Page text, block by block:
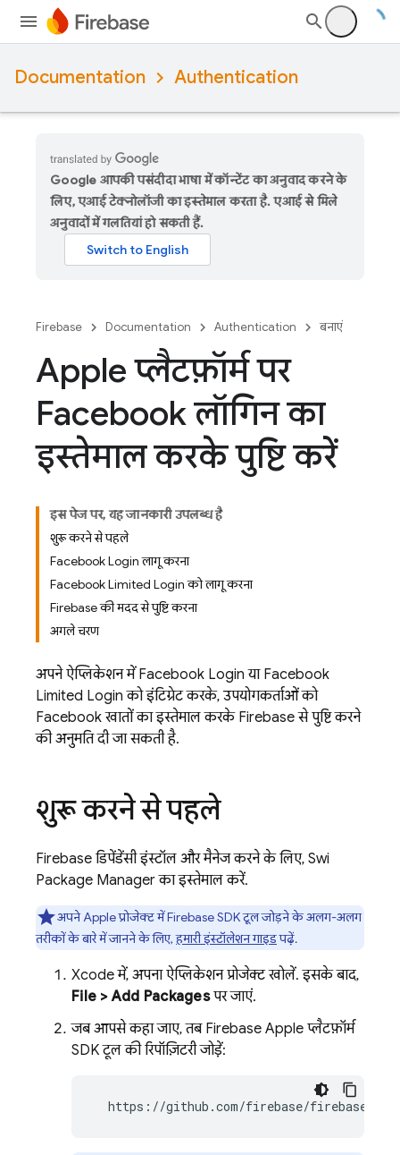
Documentation Authentication
Google आपकी पसंदीदा भाषा में कॉन्टेंट का अनुवाद करने के
लिए, एआई टेक्नोलॉजी का इस्तेमाल करता है. एआई से मिले
अनुवादों में गलतियां हो सकती हैं.
Firebase Documentation Authentication बनाएं
Apple प्लैटफ़ॉर्म पर
Facebook लॉगिन का
इस्तेमाल करके पुष्टि करें
इस पेज पर, यह जानकारी उपलब्ध है
शुरू करने से पहले
Facebook Login लागू करना
Facebook Limited Login को लागू करना
Firebase की मदद से पुष्टि करना
अगले चरण
अपने ऐप्लिकेशन में Facebook Login या Facebook
Limited Login को इंटिग्रेट करके, उपयोगकर्ताओं को
Facebook खातों का इस्तेमाल करके Firebase से पुष्टि करने
की अनुमति दी जा सकती है.
शुरू करने से पहले
Firebase डिपेंडेंसी इंस्टॉल और मैनेज करने के लिए, Swift
Package Manager का इस्तेमाल करें.
अपने Apple प्रोजेक्ट में Firebase SDK टूल जोड़ने के अलग-अलग
तरीकों के बारे में जानने के लिए,हमारी इंस्टॉलेशन गाइडपढ़ें.
Xcode में, अपना ऐप्लिकेशन प्रोजेक्ट खोलें. इसके बाद,
File > Add Packagesपर जाएं.
जब आपसे कहा जाए, तब Firebase Apple प्लैटफ़ॉर्म
SDK टूल की रिपॉज़िटरी जोड़ें:
https://github.com/firebase/firebase-